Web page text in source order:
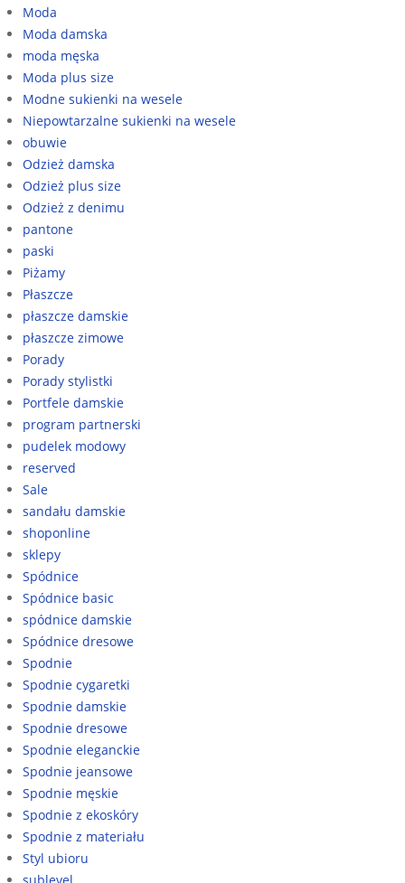
Moda
Moda damska
moda męska
Moda plus size
Modne sukienki na wesele
Niepowtarzalne sukienki na wesele
obuwie
Odzież damska
Odzież plus size
Odzież z denimu
pantone
paski
Piżamy
Płaszcze
płaszcze damskie
płaszcze zimowe
Porady
Porady stylistki
Portfele damskie
program partnerski
pudelek modowy
reserved
Sale
sandału damskie
shoponline
sklepy
Spódnice
Spódnice basic
spódnice damskie
Spódnice dresowe
Spodnie
Spodnie cygaretki
Spodnie damskie
Spodnie dresowe
Spodnie eleganckie
Spodnie jeansowe
Spodnie męskie
Spodnie z ekoskóry
Spodnie z materiału
Styl ubioru